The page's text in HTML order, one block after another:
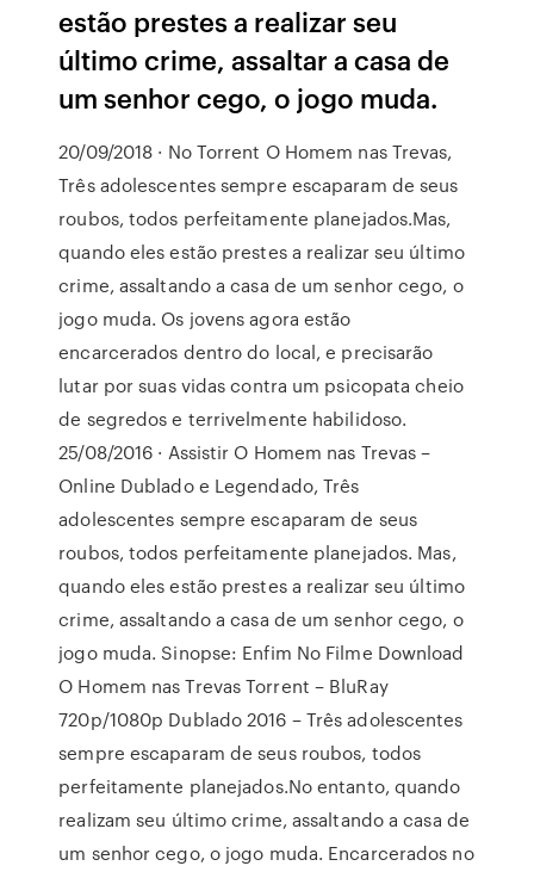
estão prestes a realizar seu
último crime, assaltar a casa de
um senhor cego, o jogo muda.
20/09/2018 · No Torrent O Homem nas Trevas,
Três adolescentes sempre escaparam de seus
roubos, todos perfeitamente planejados.Mas,
quando eles estão prestes a realizar seu último
crime, assaltando a casa de um senhor cego, o
jogo muda. Os jovens agora estão
encarcerados dentro do local, e precisarão
lutar por suas vidas contra um psicopata cheio
de segredos e terrivelmente habilidoso.
25/08/2016 · Assistir O Homem nas Trevas –
Online Dublado e Legendado, Três
adolescentes sempre escaparam de seus
roubos, todos perfeitamente planejados. Mas,
quando eles estão prestes a realizar seu último
crime, assaltando a casa de um senhor cego, o
jogo muda. Sinopse: Enfim No Filme Download
O Homem nas Trevas Torrent – BluRay
720p/1080p Dublado 2016 – Três adolescentes
sempre escaparam de seus roubos, todos
perfeitamente planejados.No entanto, quando
realizam seu último crime, assaltando a casa de
um senhor cego, o jogo muda. Encarcerados no